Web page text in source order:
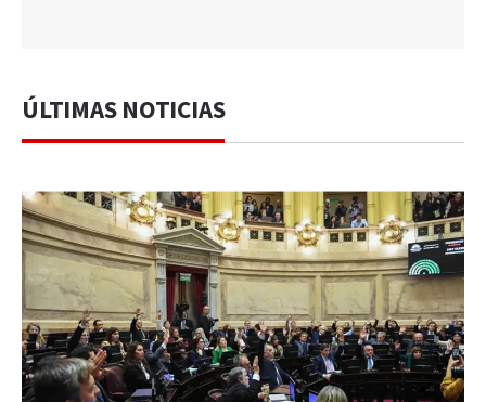
ÚLTIMAS NOTICIAS